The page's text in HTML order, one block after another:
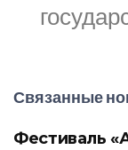
Связанные
Фестиваль